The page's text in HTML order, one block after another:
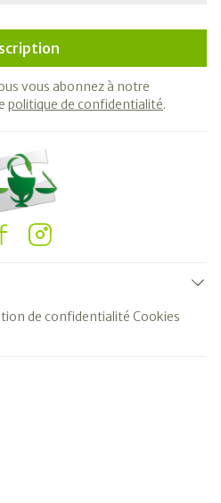
vous abonnez à notre
politique de confidentialité.
de confidentialité Cookies